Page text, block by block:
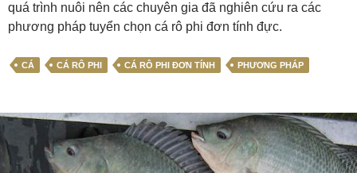
quá trình nuôi nên các chuyên gia đã nghiên cứu ra các
phương pháp tuyển chọn cá rô phi đơn tính đực.
CÁ CÁ RÔ PHI CÁ RÔ PHI ĐƠN TÍNH PHƯƠNG PHÁP